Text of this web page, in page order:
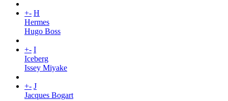
+- H
Hermes
Hugo Boss
+- I
Iceberg
Issey Miyake
+- J
Jacques Bogart